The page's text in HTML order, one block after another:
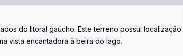
do litoral gaúcho. Este terreno possui localização
vista encantadora à beira do lago.